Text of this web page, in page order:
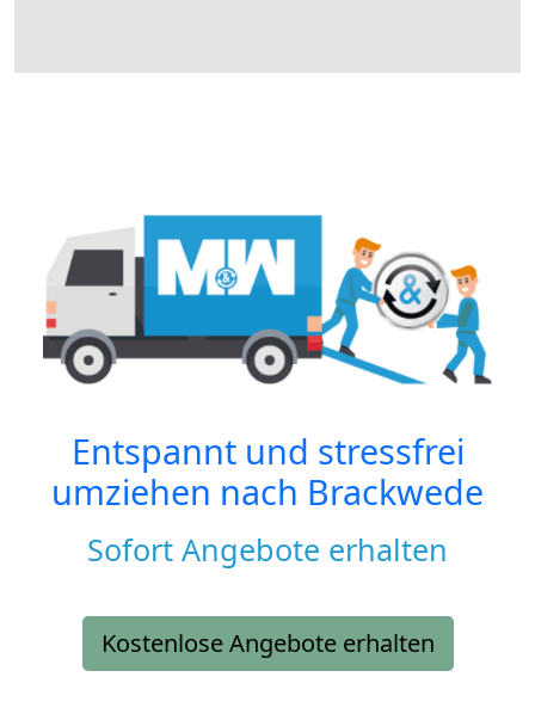
Entspannt und stressfrei
umziehen nach Brackwede
Sofort Angebote erhalten
Kostenlose Angebote erhalten